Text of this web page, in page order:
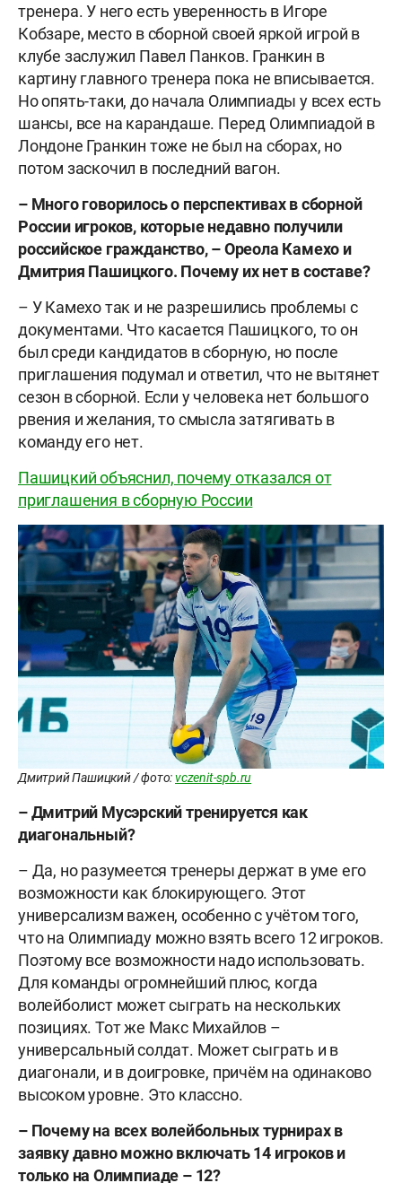
тренера. У него есть уверенность в Игоре
Кобзаре, место в сборной своей яркой игрой в
клубе заслужил Павел Панков. Гранкин в
картину главного тренера пока не вписывается.
Но опять-таки, до начала Олимпиады у всех есть
шансы, все на карандаше. Перед Олимпиадой в
Лондоне Гранкин тоже не был на сборах, но
потом заскочил в последний вагон.
– Много говорилось о перспективах в сборной
России игроков, которые недавно получили
российское гражданство, – Ореола Камехо и
Дмитрия Пашицкого. Почему их нет в составе?
– У Камехо так и не разрешились проблемы с
документами. Что касается Пашицкого, то он
был среди кандидатов в сборную, но после
приглашения подумал и ответил, что не вытянет
сезон в сборной. Если у человека нет большого
рвения и желания, то смысла затягивать в
команду его нет.
Пашицкий объяснил, почему отказался от
приглашения в сборную России
Дмитрий Пашицкий / фото:vczenit-spb.ru
– Дмитрий Мусэрский тренируется как
диагональный?
– Да, но разумеется тренеры держат в уме его
возможности как блокирующего. Этот
универсализм важен, особенно с учётом того,
что на Олимпиаду можно взять всего 12 игроков.
Поэтому все возможности надо использовать.
Для команды огромнейший плюс, когда
волейболист может сыграть на нескольких
позициях. Тот же Макс Михайлов –
универсальный солдат. Может сыграть и в
диагонали, и в доигровке, причём на одинаково
высоком уровне. Это классно.
– Почему на всех волейбольных турнирах в
заявку давно можно включать 14 игроков и
только на Олимпиаде – 12?